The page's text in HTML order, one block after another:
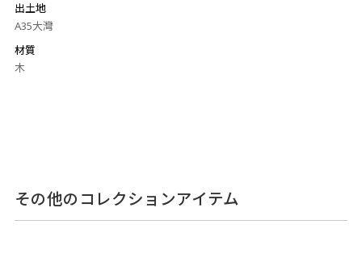
出土地
A35大灣
材質
木
その他のコレクションアイテム